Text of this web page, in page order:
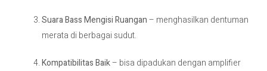
Suara Bass Mengisi Ruangan– menghasilkan dentuman
merata di berbagai sudut.
Kompatibilitas Baik– bisa dipadukan dengan amplifier